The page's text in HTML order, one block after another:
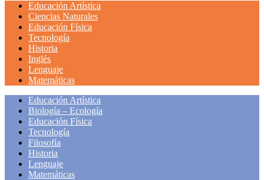
Educación Artística
Ciencias Naturales
Educación Física
Tecnología
Historia
Inglés
Lenguaje
Matemáticas
Educación Artística
Biología – Ecología
Educación Física
Tecnología
Filosofía
Historia
Lenguaje
Matemáticas